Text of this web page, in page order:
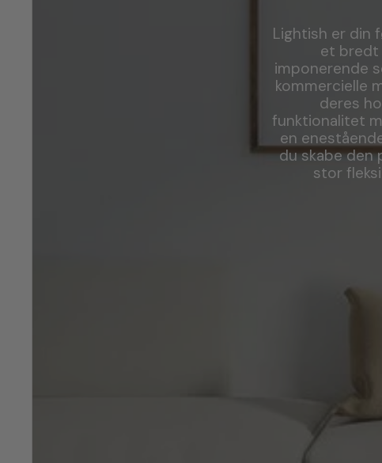
Lightish er din
et bredt
imponerende
kommercielle
deres
funktionalitet
en
du skabe den
stor